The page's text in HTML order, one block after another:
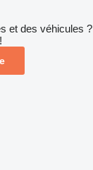
et des véhicules ?